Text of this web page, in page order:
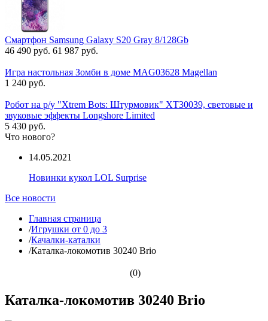
Смартфон Samsung Galaxy S20 Gray 8/128Gb
46 490 руб. 61 987 руб.
Игра настольная Зомби в доме MAG03628 Magellan
1 240 руб.
Робот на р/у "Xtrem Bots: Штурмовик" XT30039, световые и
звуковые эффекты Longshore Limited
5 430 руб.
Что нового?
14.05.2021
Новинки кукол LOL Surprise
Все новости
Главная страница
/Игрушки от 0 до 3
/Качалки-каталки
/Каталка-локомотив 30240 Brio
(0)
Каталка-локомотив 30240 Brio